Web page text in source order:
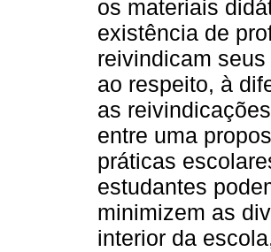
os materiais
existência de
reivindicam
ao respeito, à
as
entre uma
práticas
estudantes
minimizem as
interior da